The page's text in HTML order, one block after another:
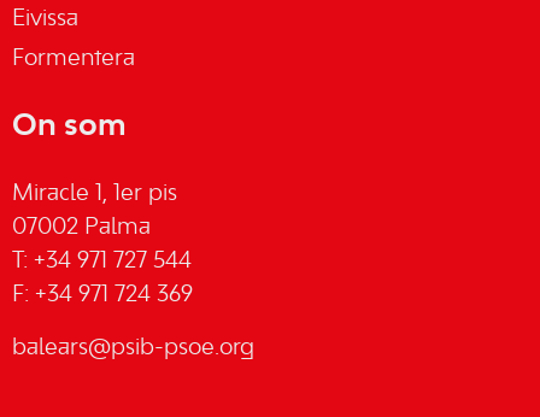
Eivissa
Formentera
On som
Miracle 1, 1er pis
07002 Palma
T: +34 971 727 544
F: +34 971 724 369
balears@psib-psoe.org